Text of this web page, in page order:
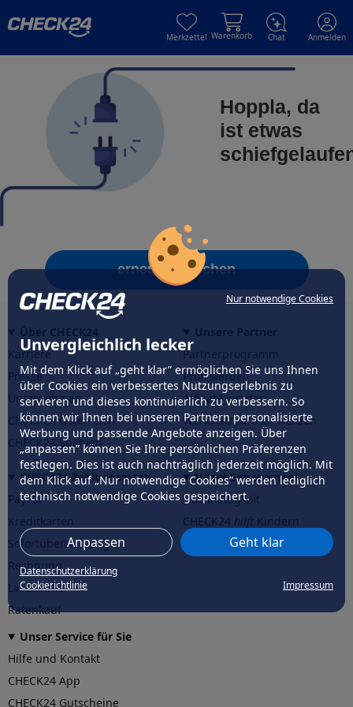
Nur notwendige Cookies
Unvergleichlich lecker
Mit dem Klick auf „geht klar” ermöglichen Sie uns Ihnen
über Cookies ein verbessertes Nutzungserlebnis zu
servieren und dieses kontinuierlich zu verbessern. So
können wir Ihnen bei unseren Partnern personalisierte
Werbung und passende Angebote anzeigen. Über
„anpassen” können Sie Ihre persönlichen Präferenzen
festlegen. Dies ist auch nachträglich jederzeit möglich. Mit
dem Klick auf „Nur notwendige Cookies” werden lediglich
technisch notwendige Cookies gespeichert.
Anpassen Geht klar
Datenschutzerklärung
Cookierichtlinie
Impressum
Merkzettel Warenkorb Chat Anmelden
Hoppla, da
ist etwas
erneut versuchen
Karriere
Presse
Unternehmen
CHECK24 Österreich
CHECK24 Spanien
Partnerprogramm
Profi werden
Affiliate werden
Werkstattpartner werden
CHECK24 Zahlungsarten
PayPal
Sofortüberweisung
Rechnung
Lastschrift
Ratenkauf
Unser Engagement
Nachhaltigkeit
CHECK24hilftder Natur
Unser Service für Sie
Hilfe und Kontakt
CHECK24 App
CHECK24 Gutscheine